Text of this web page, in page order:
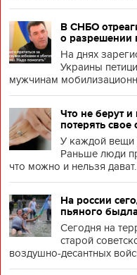
В СНБО
о разрешении
На днях
Украины
мужчинам
Что не берут
потерять свое
У каждой вещи
Раньше люди
что можно и нельзя
На россии
пьяного
Сегодня на
старой
воздушно-десантных